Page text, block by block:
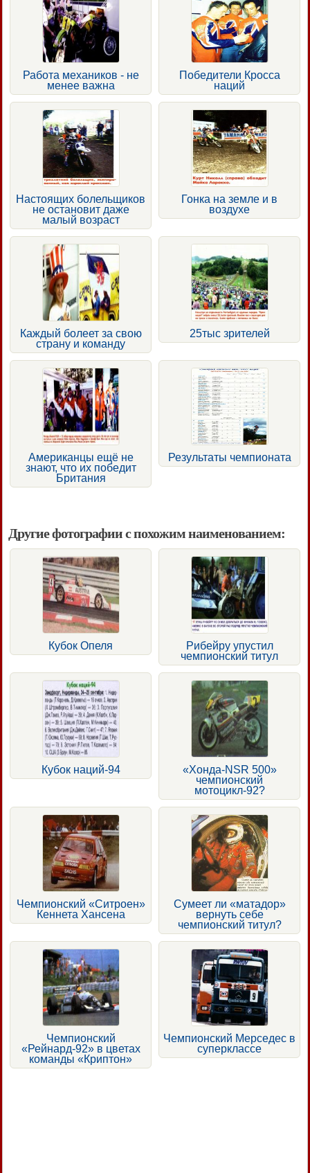
Работа механиков - не
менее важна
Победители Кросса
наций
Настоящих болельщиков
не остановит даже
малый возраст
Гонка на земле и в
воздухе
Каждый болеет за свою
страну и команду
25тыс зрителей
Американцы ещё не
знают, что их победит
Британия
Результаты чемпионата
Другие фотографии с похожим наименованием:
Кубок Опеля
Рибейру упустил
чемпионский титул
Кубок наций-94
«Хонда-NSR 500»
чемпионский
мотоцикл-92?
Чемпионский «Ситроен»
Кеннета Хансена
Сумеет ли «матадор»
вернуть себе
чемпионский титул?
Чемпионский
«Рейнард-92» в цветах
команды «Криптон»
Чемпионский Мерседес в
суперклассе